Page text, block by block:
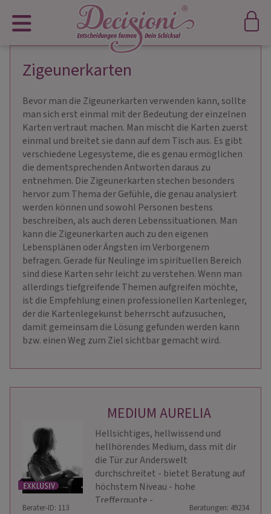
Zigeunerkarten
Bevor man die Zigeunerkarten verwenden kann, sollte
man sich erst einmal mit der Bedeutung der einzelnen
Karten vertraut machen. Man mischt die Karten zuerst
einmal und breitet sie dann auf dem Tisch aus. Es gibt
verschiedene Legesysteme, die es genau ermöglichen
die dementsprechenden Antworten daraus zu
entnehmen. Die Zigeunerkarten stechen besonders
hervor zum Thema der Gefühle, die genau analysiert
werden können und sowohl Personen bestens
beschreiben, als auch deren Lebenssituationen. Man
kann die Zigeunerkarten auch zu den eigenen
Lebensplänen oder Ängsten im Verborgenem
befragen. Gerade für Neulinge im spirituellen Bereich
sind diese Karten sehr leicht zu verstehen. Wenn man
allerdings tiefgreifende Themen aufgreifen möchte,
ist die Empfehlung einen professionellen Kartenleger,
der die Kartenlegekunst beherrscht aufzusuchen,
damit gemeinsam die Lösung gefunden werden kann
bzw. einen Weg zum Ziel sichtbar gemacht wird.
MEDIUM AURELIA
Hellsichtiges, hellwissend und
hellhörendes Medium, dass mit dir
die Tür zur Anderswelt
durchschreitet - bietet Beratung auf
höchstem Niveau - hohe
Trefferquote -
Berater-ID: 113 Beratungen: 49234